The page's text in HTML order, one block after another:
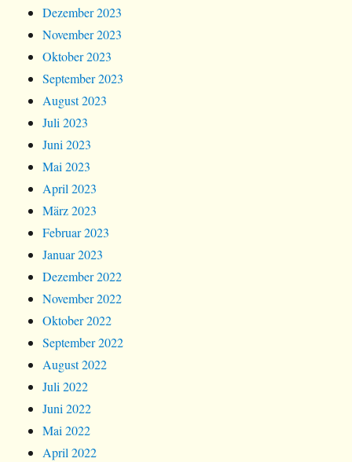
Dezember 2023
November 2023
Oktober 2023
September 2023
August 2023
Juli 2023
Juni 2023
Mai 2023
April 2023
März 2023
Februar 2023
Januar 2023
Dezember 2022
November 2022
Oktober 2022
September 2022
August 2022
Juli 2022
Juni 2022
Mai 2022
April 2022